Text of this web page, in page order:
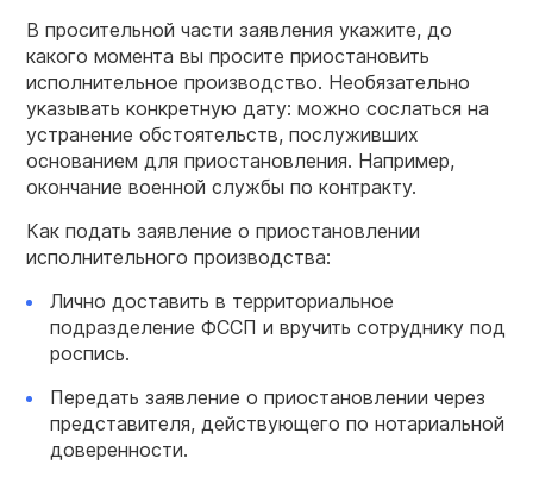
В просительной части заявления укажите, до
какого момента вы просите приостановить
исполнительное производство. Необязательно
указывать конкретную дату: можно сослаться на
устранение обстоятельств, послуживших
основанием для приостановления. Например,
окончание военной службы по контракту.
Как подать заявление о приостановлении
исполнительного производства:
Лично доставить в территориальное
подразделение ФССП и вручить сотруднику под
роспись.
Передать заявление о приостановлении через
представителя, действующего по нотариальной
доверенности.